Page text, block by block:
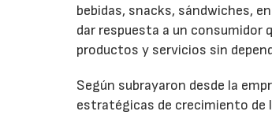
bebidas, snacks, sándwiches,
dar respuesta a un consumidor
productos y servicios sin
Según subrayaron desde la
estratégicas de crecimiento de